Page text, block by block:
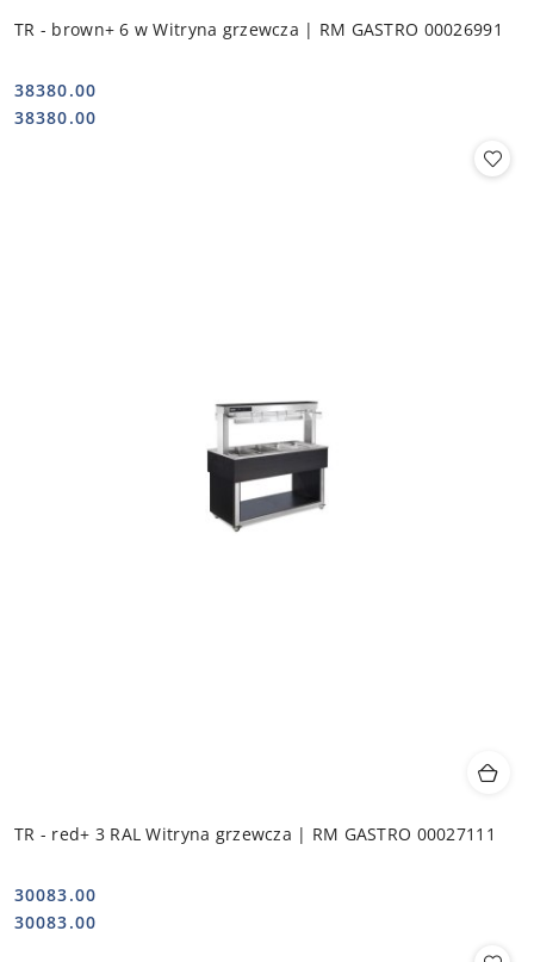
TR - brown+ 6 w Witryna grzewcza | RM GASTRO 00026991
Cena:
38380.00
Cena:
38380.00
TR - red+ 3 RAL Witryna grzewcza | RM GASTRO 00027111
Cena:
30083.00
Cena:
30083.00